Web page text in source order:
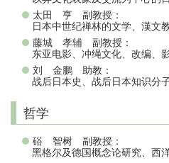
太田 亨 副教授：
日本中世纪禅林的文学、漢文
藤城 孝辅 副教授：
东亚电影、冲绳文化、改编、
刘 金鹏 助教：
战后日本史、战后日本知识分
哲学
硲 智树 副教授：
黑格尔及德国概念论研究、西